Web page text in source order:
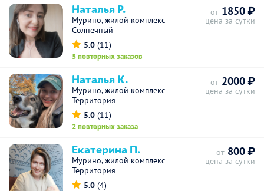
Наталья Р.
Мурино, жилой комплекс
Солнечный
5.0 (11)
5 повторных заказов
от 1850 ₽
цена за сутки
Наталья К.
Мурино, жилой комплекс
Территория
5.0 (11)
2 повторных заказа
от 2000 ₽
цена за сутки
Екатерина П.
Мурино, жилой комплекс
Территория
5.0 (4)
от 800 ₽
цена за сутки